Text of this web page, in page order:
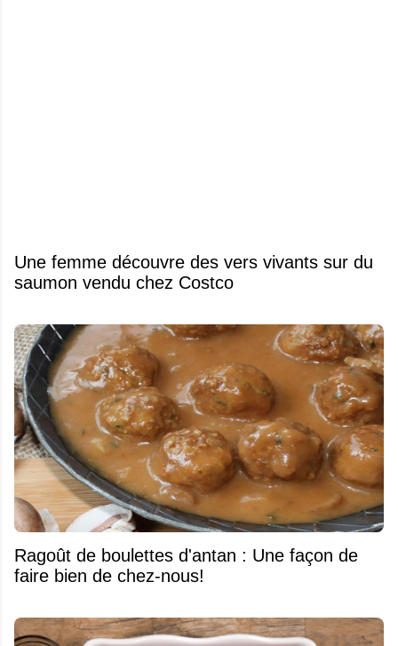
Une femme découvre des vers vivants sur du
saumon vendu chez Costco
Ragoût de boulettes d'antan : Une façon de
faire bien de chez-nous!